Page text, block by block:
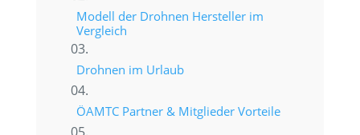
Modell der Drohnen Hersteller im
Vergleich
Drohnen im Urlaub
ÖAMTC Partner & Mitglieder Vorteile